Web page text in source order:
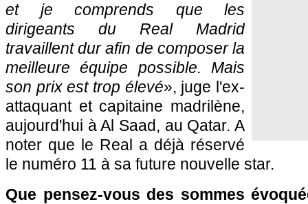
et je comprends que les
dirigeants du Real Madrid
travaillent dur afin de composer la
meilleure équipe possible. Mais
son prix est trop élevé», juge l'ex-
attaquant et capitaine madrilène,
aujourd'hui à Al Saad, au Qatar. A
noter que le Real a déjà réservé
le numéro 11 à sa future nouvelle star.
Que pensez-vous des sommes